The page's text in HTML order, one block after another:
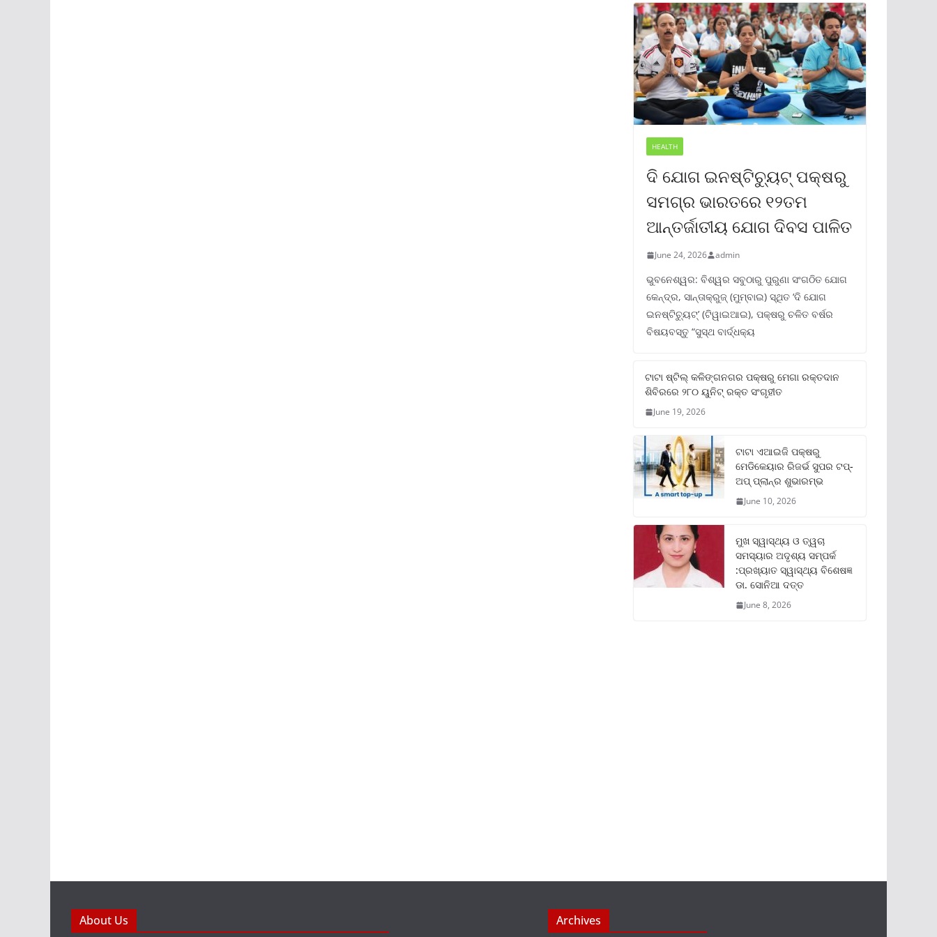
HEALTH
ଦି ଯୋଗ ଇନଷ୍ଟିଚ୍ୟୁଟ୍ ପକ୍ଷରୁ
ସମଗ୍ର ଭାରତରେ ୧୨ତମ
ଆନ୍ତର୍ଜାତୀୟ ଯୋଗ ଦିବସ ପାଳିତ
June 24, 2026 admin
ଭୁବନେଶ୍ୱର: ବିଶ୍ୱର ସବୁଠାରୁ ପୁରୁଣା ସଂଗଠିତ ଯୋଗ
କେନ୍ଦ୍ର, ସାନ୍ତାକ୍ରୁଜ୍ (ମୁମ୍ବାଇ) ସ୍ଥିତ ‘ଦି ଯୋଗ
ଇନଷ୍ଟିଚ୍ୟୁଟ୍‌’ (ଟିୱାଇଆଇ), ପକ୍ଷରୁ ଚଳିତ ବର୍ଷର
ବିଷୟବସ୍ତୁ “ସୁସ୍ଥ ବାର୍ଦ୍ଧକ୍ୟ
ଟାଟା ଷ୍ଟିଲ୍‌ କଳିଙ୍ଗନଗର ପକ୍ଷରୁ ମେଗା ରକ୍ତଦାନ
ଶିବିରରେ ୨୮୦ ୟୁନିଟ୍‌ ରକ୍ତ ସଂଗୃହୀତ
June 19, 2026
ଟାଟା ଏଆଇଜି ପକ୍ଷରୁ
ମେଡିକେୟାର ରିଜର୍ଭ ସୁପର ଟପ୍‌-
ଅପ୍ ପ୍ଲାନ୍‌ର ଶୁଭାରମ୍ଭ
June 10, 2026
ମୁଖ ସ୍ୱାସ୍ଥ୍ୟ ଓ ତ୍ୱଚା
ସମସ୍ୟାର ଅଦୃଶ୍ୟ ସମ୍ପର୍କ
:ପ୍ରଖ୍ୟାତ ସ୍ୱାସ୍ଥ୍ୟ ବିଶେଷଜ୍ଞ
ଡା. ସୋନିଆ ଦତ୍ତ
June 8, 2026
About Us Archives